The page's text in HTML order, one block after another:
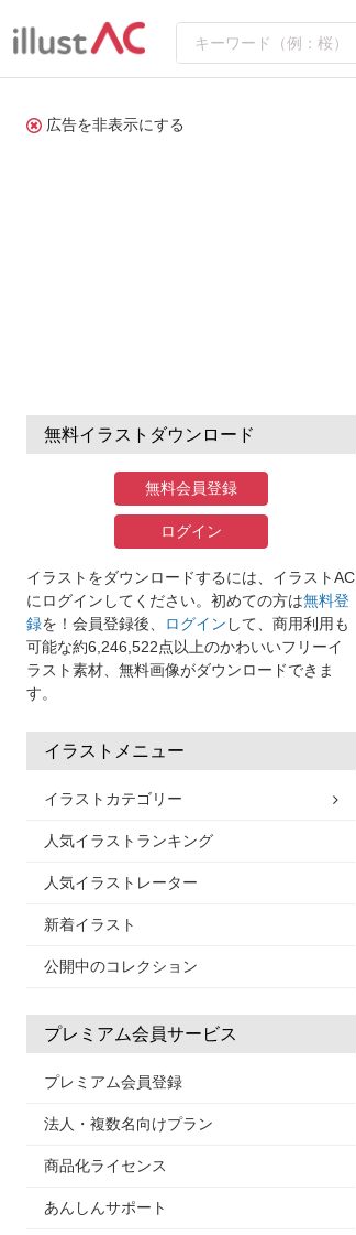
広告を非表示にする
無料イラストダウンロード
無料会員登録
ログイン
イラストをダウンロードするには、イラストAC
にログインしてください。初めての方は無料登
録を！会員登録後、 ログイン して、商用利用も
可能な約6,246,522点以上のかわいいフリーイ
ラスト素材、無料画像がダウンロードできま
す。
イラストメニュー
イラストカテゴリー
人気イラストランキング
人気イラストレーター
新着イラスト
公開中のコレクション
プレミアム会員サービス
プレミアム会員登録
法人・複数名向けプラン
商品化ライセンス
あんしんサポート